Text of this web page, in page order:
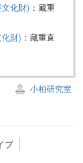
化財) ：藏重
財) ：藏重直
小柏研究室
ブ